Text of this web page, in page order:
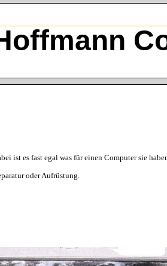
ist es fast egal was für einen Computer sie
oder Aufrüstung.